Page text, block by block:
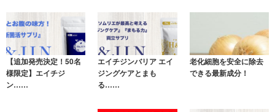
【追加発売決定！50名
様限定】エイチジ
ン……
エイチジンバリア エイ
ジングケアとまも
る……
老化細胞を安全に除去
できる最新成分！